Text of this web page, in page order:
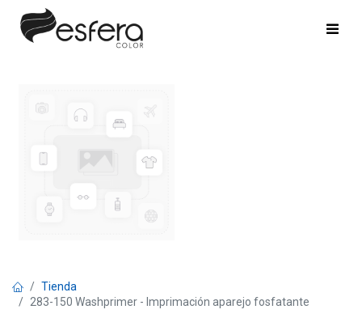
Tienda
283-150 Washprimer - Imprimación aparejo fosfatante